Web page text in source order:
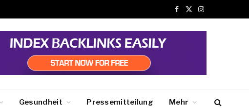
Facebook
X
Instagram
Gesundheit Pressemitteilung Mehr